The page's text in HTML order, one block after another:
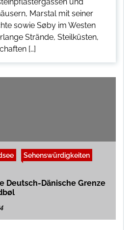
Marstal mit seiner
sowie Søby im Westen
Strände, Steilküsten,
[…]
Sehenswürdigkeiten
Deutsch-Dänische Grenze